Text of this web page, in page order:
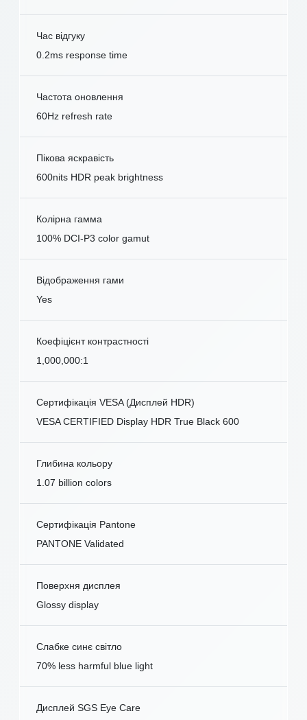
Час відгуку
0.2ms response time
Частота оновлення
60Hz refresh rate
Пікова яскравість
600nits HDR peak brightness
Колірна гамма
100% DCI-P3 color gamut
Відображення гами
Yes
Коефіцієнт контрастності
1,000,000:1
Сертифікація VESA (Дисплей HDR)
VESA CERTIFIED Display HDR True Black 600
Глибина кольору
1.07 billion colors
Сертифікація Pantone
PANTONE Validated
Поверхня дисплея
Glossy display
Слабке синє світло
70% less harmful blue light
Дисплей SGS Eye Care